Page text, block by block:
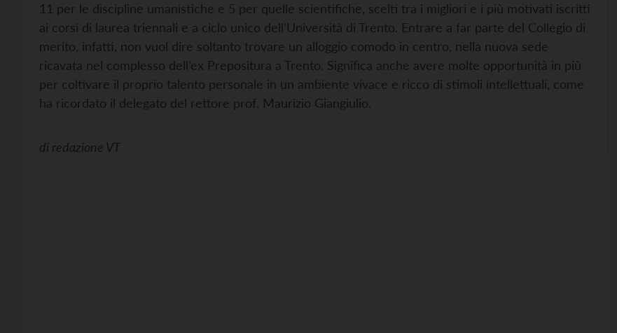
11 per le discipline umanistiche e 5 per quelle scientifiche, scelti tra i migliori e i più motivati iscritti
ai corsi di laurea triennali e a ciclo unico dell’Università di Trento. Entrare a far parte del Collegio di
merito, infatti, non vuol dire soltanto trovare un alloggio comodo in centro, nella nuova sede
ricavata nel complesso dell’ex Prepositura a Trento. Significa anche avere molte opportunità in più
per coltivare il proprio talento personale in un ambiente vivace e ricco di stimoli intellettuali, come
ha ricordato il delegato del rettore prof. Maurizio Giangiulio.
di redazione VT